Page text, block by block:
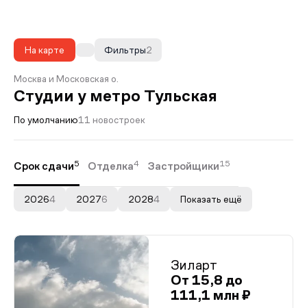
На карте 2
Фильтры
Москва и Московская о.
Студии у метро Тульская
По умолчанию11 новостроек
Срок сдачи5 Отделка4 Застройщики15
20264 20276 20284 Показать ещё
Зиларт
От 15,8 до
111,1 млн ₽